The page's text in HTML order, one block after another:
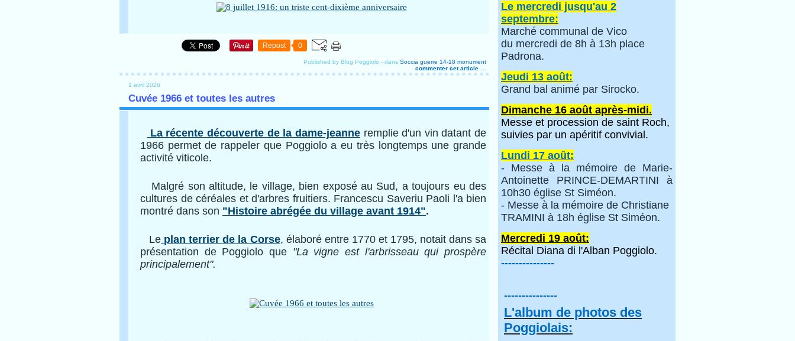
Repost 0
Published by Blog Poggiolo - dans Soccia guerre 14-18 monument
commenter cet article
1 avril 2026
Cuvée 1966 et toutes les autres
La récente découverte de la dame-jeanneremplie d'un vin datant de
1966 permet de rappeler que Poggiolo a eu très longtemps une grande
activité viticole.
Malgré son altitude, le village, bien exposé au Sud, a toujours eu des
cultures de céréales et d'arbres fruitiers. Francescu Saveriu Paoli l'a bien
montré dans son "Histoire abrégée du village avant 1914".
Le plan terrier de la Corse, élaboré entre 1770 et 1795, notait dans sa
présentation de Poggiolo que "La vigne est l'arbrisseau qui prospère
principalement".
Le mercredi jusqu'au 2
septembre:
Marché communal de Vico
du mercredi de 8h à 13h place
Padrona.
Jeudi 13 août:
Grand bal animé par Sirocko.
Dimanche 16 août après-midi.
Messe et procession de saint Roch,
suivies par un apéritif convivial.
Lundi 17 août:
- Messe à la mémoire de Marie-
Antoinette PRINCE-DEMARTINI à
10h30 église St Siméon.
- Messe à la mémoire de Christiane
TRAMINI à 18h église St Siméon.
Mercredi 19 août:
Récital Diana di l'Alban Poggiolo.
---------------
---------------
L'album de photos des
Poggiolais: